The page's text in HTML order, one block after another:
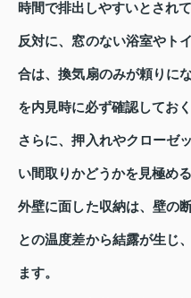
時間で排出しやすいとされて
反対に、窓のない浴室やト
合は、換気扇のみが頼りに
を内見時に必ず確認してお
さらに、押入れやクローゼ
い間取りかどうかを見極め
外壁に面した収納は、壁の
との温度差から結露が生じ
ます。